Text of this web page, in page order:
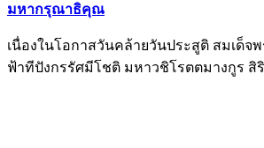
มหากรุณาธิคุณ
เนื่องในโอกาสวันคล้ายวันประสูติ สมเด็จพ
ฟ้าทีปังกรรัศมีโชติ มหาวชิโรตตมางกูร สิ